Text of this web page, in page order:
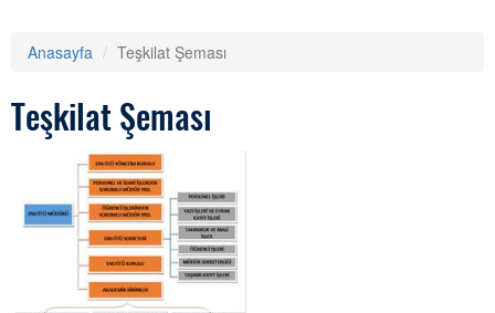
Anasayfa Teşkilat Şeması
Teşkilat Şeması